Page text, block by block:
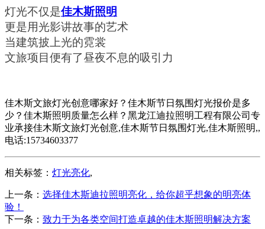
灯光不仅是佳木斯照明
更是用光影讲故事的艺术
当建筑披上光的霓裳
文旅项目便有了昼夜不息的吸引力
佳木斯文旅灯光创意哪家好？佳木斯节日氛围灯光报价是多
少？佳木斯照明质量怎么样？黑龙江迪拉照明工程有限公司专
业承接佳木斯文旅灯光创意,佳木斯节日氛围灯光,佳木斯照明,,
电话:15734603377
相关标签： 灯光亮化,
上一条： 选择佳木斯迪拉照明亮化，给你超乎想象的明亮体
验！
下一条： 致力于为各类空间打造卓越的佳木斯照明解决方案